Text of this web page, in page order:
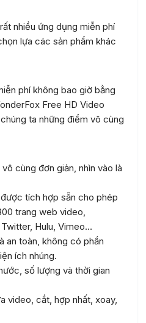
nhiều ứng dụng miễn phí
lựa các sản phẩm khác
phí không bao giờ bằng
Free HD Video
ta những điểm vô cùng
cùng đơn giản, nhìn vào là
tích hợp sẵn cho phép
trang web video,
Hulu, Vimeo…
an toàn, không có phần
ích nhúng.
số lượng và thời gian
video, cắt, hợp nhất, xoay,